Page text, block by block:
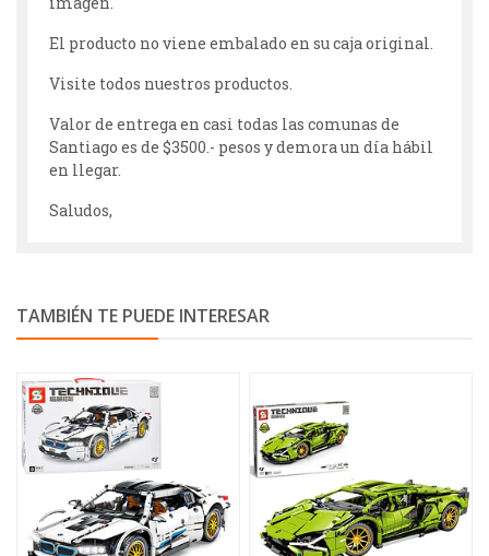
El producto no viene embalado en su caja original.
Visite todos nuestros productos.
Valor de entrega en casi todas las comunas de
Santiago es de $3500.- pesos y demora un día hábil
en llegar.
Saludos,
TAMBIÉN TE PUEDE INTERESAR